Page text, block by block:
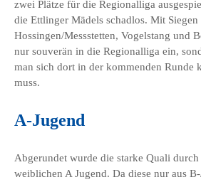
zwei Plätze für die Regionalliga
die Ettlinger Mädels schadlos. Mit Siegen
Hossingen/Messstetten, Vogelstang und
nur souverän in die Regionalliga ein,
man sich dort in der kommenden Runde
muss.
A-Jugend
Abgerundet wurde die starke Quali durch
weiblichen A Jugend. Da diese nur aus